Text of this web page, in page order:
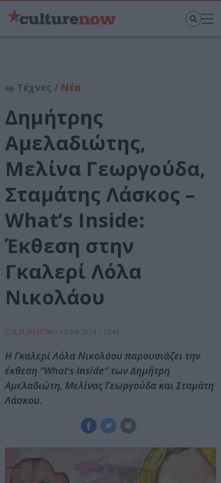
Τέχνες / Νέα
Δημήτρης
Αμελαδιώτης,
Μελίνα Γεωργούδα,
Σταμάτης Λάσκος –
What’s Inside:
Έκθεση στην
Γκαλερί Λόλα
Νικολάου
CULTURENOW / 12-04-2024 / 10:41
Η Γκαλερί Λόλα Νικολάου παρουσιάζει την
έκθεση “What’s Inside” των Δημήτρη
Αμελαδιώτη, Μελίνας Γεωργούδα και Σταμάτη
Λάσκου.